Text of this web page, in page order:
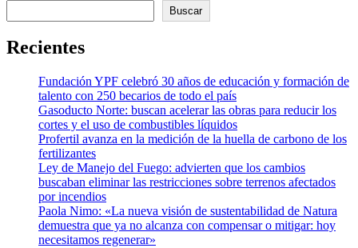
Buscar
Recientes
Fundación YPF celebró 30 años de educación y formación de
talento con 250 becarios de todo el país
Gasoducto Norte: buscan acelerar las obras para reducir los
cortes y el uso de combustibles líquidos
Profertil avanza en la medición de la huella de carbono de los
fertilizantes
Ley de Manejo del Fuego: advierten que los cambios
buscaban eliminar las restricciones sobre terrenos afectados
por incendios
Paola Nimo: «La nueva visión de sustentabilidad de Natura
demuestra que ya no alcanza con compensar o mitigar: hoy
necesitamos regenerar»